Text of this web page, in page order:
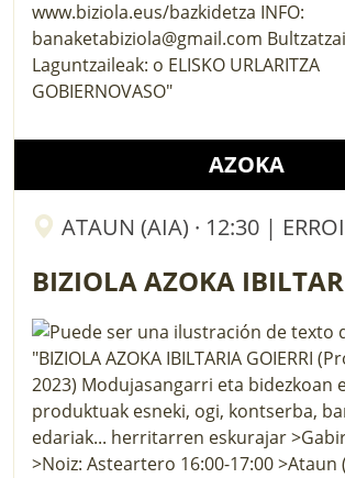
AZOKA
ATAUN (AIA) · 12:30 |
BIZIOLA AZOKA